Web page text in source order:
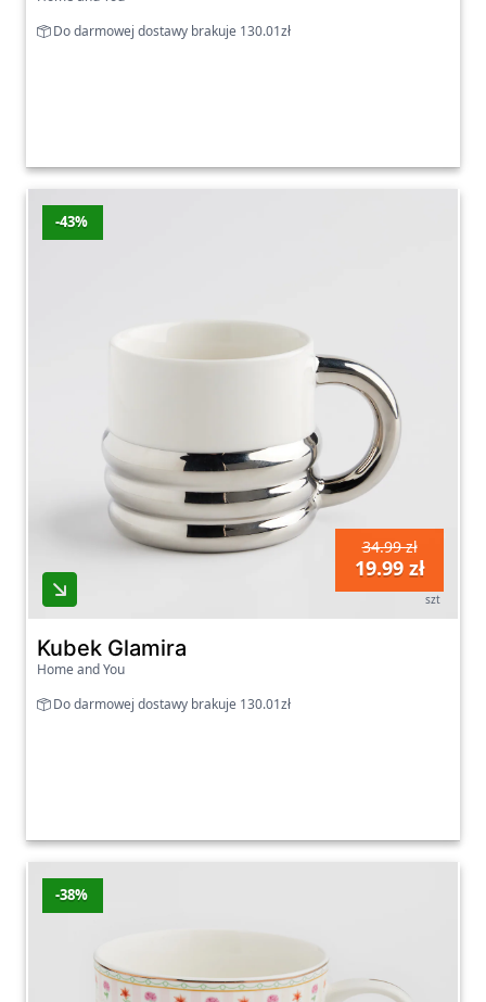
Do darmowej dostawy brakuje 130.01zł
-43%
34.99 zł
19.99 zł
szt
Kubek Glamira
Home and You
Do darmowej dostawy brakuje 130.01zł
-38%